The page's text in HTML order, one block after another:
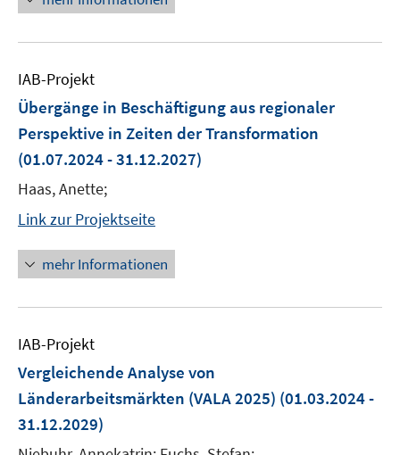
IAB-Projekt
Übergänge in Beschäftigung aus regionaler
Perspektive in Zeiten der Transformation
(01.07.2024 - 31.12.2027)
Haas, Anette;
Link zur Projektseite
mehr Informationen
IAB-Projekt
Vergleichende Analyse von
Länderarbeitsmärkten (VALA 2025) (01.03.2024 -
31.12.2029)